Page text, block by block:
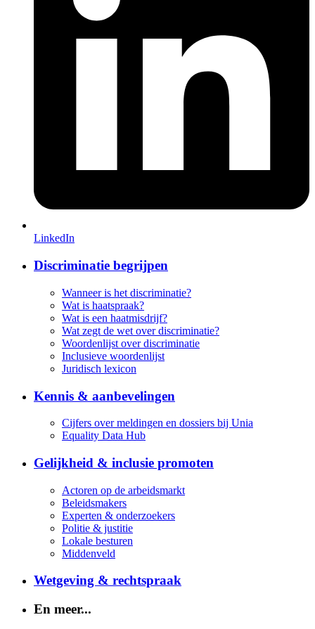
LinkedIn
Discriminatie begrijpen
Wanneer is het discriminatie?
Wat is haatspraak?
Wat is een haatmisdrijf?
Wat zegt de wet over discriminatie?
Woordenlijst over discriminatie
Inclusieve woordenlijst
Juridisch lexicon
Kennis & aanbevelingen
Cijfers over meldingen en dossiers bij Unia
Equality Data Hub
Gelijkheid & inclusie promoten
Actoren op de arbeidsmarkt
Beleidsmakers
Experten & onderzoekers
Politie & justitie
Lokale besturen
Middenveld
Wetgeving & rechtspraak
En meer...